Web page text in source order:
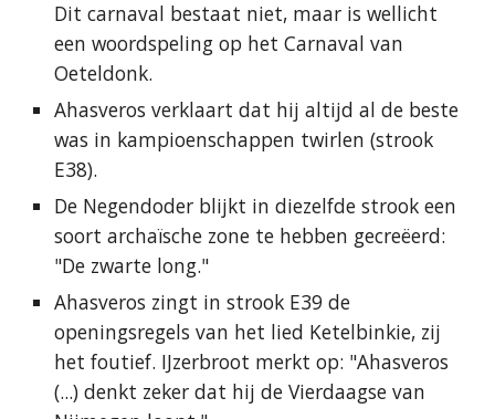
Dit carnaval bestaat niet, maar is wellicht
een woordspeling op het Carnaval van
Oeteldonk.
Ahasveros verklaart dat hij altijd al de beste
was in kampioenschappen twirlen (strook
E38).
De Negendoder blijkt in diezelfde strook een
soort archaïsche zone te hebben gecreëerd:
"De zwarte long."
Ahasveros zingt in strook E39 de
openingsregels van het lied Ketelbinkie, zij
het foutief. IJzerbroot merkt op: "Ahasveros
(...) denkt zeker dat hij de Vierdaagse van